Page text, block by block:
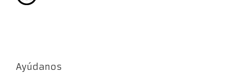
Ayúdanos